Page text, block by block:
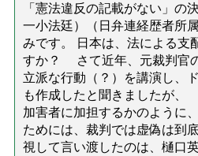
「憲法違反の記載がない」の
一小法廷）（日弁連経歴者所
みです。 日本は、法による支
すか？ さて近年、元裁判官
立派な行動（？）を講演し、
も作成したと聞きましたが、
加害者に加担するかのように
ためには、裁判では虚偽は到
視して言い渡したのは、樋口